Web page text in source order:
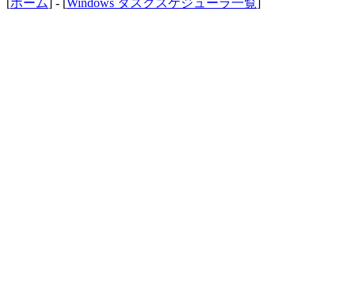
[ホーム] - [Windows タスクスケジューラ一覧]